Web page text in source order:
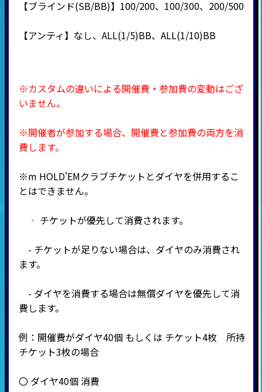
【ブラインド(SB/BB)】100/200、100/300、200/500
【アンティ】なし、ALL(1/5)BB、ALL(1/10)BB
※カスタムの違いによる開催費・参加費の変動はござ
いません。
※開催者が参加する場合、開催費と参加費の両方を消
費します。
※m HOLD'EMクラブチケットとダイヤを併用するこ
とはできません。
‐ チケットが優先して消費されます。
- チケットが足りない場合は、ダイヤのみ消費され
ます。
- ダイヤを消費する場合は無償ダイヤを優先して消
費します。
例：開催費がダイヤ40個 もしくは チケット4枚 所持
チケット3枚の場合
〇 ダイヤ40個 消費